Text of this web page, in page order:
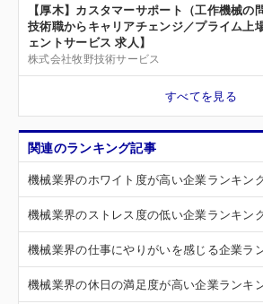
【厚木】カスタマーサポート（工作機械の
技術職からキャリアチェンジ／プライム上
ェントサービス 求人】
株式会社牧野技術サービス
すべてを見る
関連のランキング記事
機械業界のホワイト度が高い企業ランキン
機械業界のストレス度の低い企業ランキン
機械業界の仕事にやりがいを感じる企業ラ
機械業界の休日の満足度が高い企業ランキ